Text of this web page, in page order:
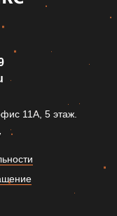
11А, 5 этаж.